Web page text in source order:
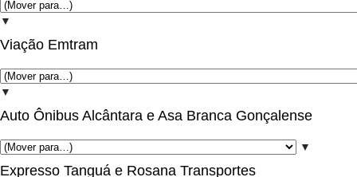
▼
Viação Emtram
▼
Auto Ônibus Alcântara e Asa Branca Gonçalense
▼
Expresso Tanguá e Rosana Transportes